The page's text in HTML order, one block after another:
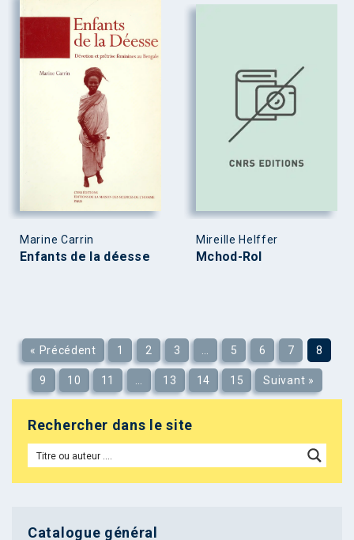
Marine Carrin
Enfants de la déesse
Mireille Helffer
Mchod-Rol
« Précédent 1 2 3 5 6 7 8
9 10 11 13 14 15 Suivant »
Rechercher dans le site
Catalogue général